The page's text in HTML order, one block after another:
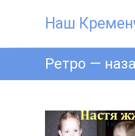
Наш
Ретро —